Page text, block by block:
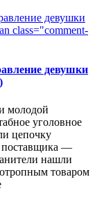
девушки
молодой
уголовное
цепочку
поставщика —
нашли
товаром